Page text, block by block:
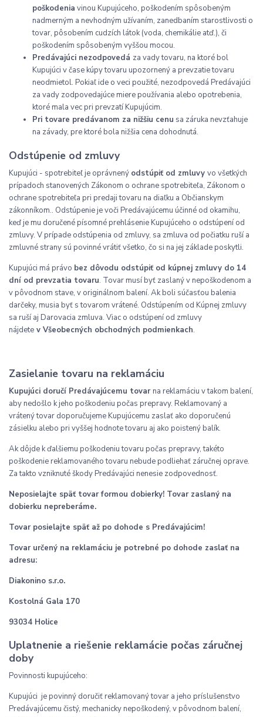
poškodenia vinou Kupujúceho, poškodením spôsobeným
nadmerným a nevhodným užívaním, zanedbaním starostlivosti o
tovar, pôsobením cudzích látok (voda, chemikálie atď.), či
poškodením spôsobeným vyššou mocou.
Predávajúci nezodpovedá za vady tovaru, na ktoré bol
Kupujúci v čase kúpy tovaru upozornený a prevzatie tovaru
neodmietol. Pokiaľ ide o veci použité, nezodpovedá Predávajúci
za vady zodpovedajúce miere používania alebo opotrebenia,
ktoré mala vec pri prevzatí Kupujúcim.
Pri tovare predávanom za nižšiu cenu sa záruka nevzťahuje
na závady, pre ktoré bola nižšia cena dohodnutá.
Odstúpenie od zmluvy
Kupujúci - spotrebiteľ je oprávnený odstúpiť od zmluvy vo všetkých
prípadoch stanovených Zákonom o ochrane spotrebiteľa, Zákonom o
ochrane spotrebiteľa pri predaji tovaru na diaľku a Občianskym
zákonníkom.. Odstúpenie je voči Predávajúcemu účinné od okamihu,
keď je mu doručené písomné prehlásenie Kupujúceho o odstúpení od
zmluvy. V prípade odstúpenia od zmluvy, sa zmluva od počiatku ruší a
zmluvné strany sú povinné vrátiť všetko, čo si na jej základe poskytli.
Kupujúci má právo bez dôvodu odstúpiť od kúpnej zmluvy do 14
dní od prevzatia tovaru. Tovar musí byť zaslaný v nepoškodenom a
v pôvodnom stave, v originálnom balení. Ak boli súčasťou balenia
darčeky, musia byť s tovarom vrátené. Odstúpením od Kúpnej zmluvy
sa ruší aj Darovacia zmluva. Viac o odstúpení od zmluvy
nájdete v Všeobecných obchodných podmienkach.
Zasielanie tovaru na reklamáciu
Kupujúci doručí Predávajúcemu tovar na reklamáciu v takom balení,
aby nedošlo k jeho poškodeniu počas prepravy. Reklamovaný a
vrátený tovar doporučujeme Kupujúcemu zaslať ako doporučenú
zásielku alebo pri vyššej hodnote tovaru aj ako poistený balík.
Ak dôjde k ďalšiemu poškodeniu tovaru počas prepravy, takéto
poškodenie reklamovaného tovaru nebude podliehať záručnej oprave.
Za takto vzniknuté škody Predávajúci nenesie zodpovednosť.
Neposielajte späť tovar formou dobierky! Tovar zaslaný na
dobierku nepreberáme.
Tovar posielajte späť až po dohode s Predávajúcim!
Tovar určený na reklamáciu je potrebné po dohode zaslať na
adresu:
Diakonino s.r.o.
Kostolná Gala 170
93034 Holice
Uplatnenie a riešenie reklamácie počas záručnej
doby
Povinnosti kupujúceho:
Kupujúci je povinný doručiť reklamovaný tovar a jeho príslušenstvo
Predávajúcemu čistý, mechanicky nepoškodený, v pôvodnom balení,